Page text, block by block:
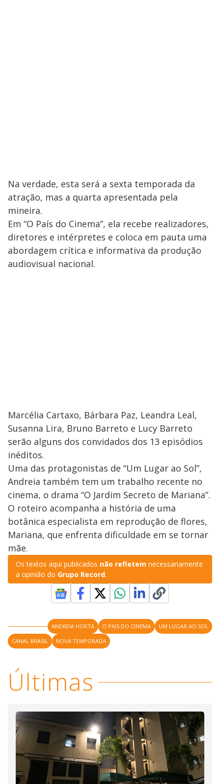
Na verdade, esta será a sexta temporada da
atração, mas a quarta apresentada pela
mineira.
Em “O País do Cinema”, ela recebe realizadores,
diretores e intérpretes e coloca em pauta uma
abordagem crítica e informativa da produção
audiovisual nacional.
Marcélia Cartaxo, Bárbara Paz, Leandra Leal,
Susanna Lira, Bruno Barreto e Lucy Barreto
serão alguns dos convidados dos 13 episódios
inéditos.
Uma das protagonistas de “Um Lugar ao Sol”,
Andreia também tem um trabalho recente no
cinema, o drama “O Jardim Secreto de Mariana”.
O roteiro acompanha a história de uma
botânica especialista em reprodução de flores,
Mariana, que enfrenta dificuldade em se tornar
mãe.
Os textos aqui publicados não refletem necessariamente
a opinião do Grupo Record.
ANDREIA HORTA O PAIS DO CINEMA
UM LUGAR AO SOL
CANAL BRASIL
NOVA TEMPORADA
Últimas